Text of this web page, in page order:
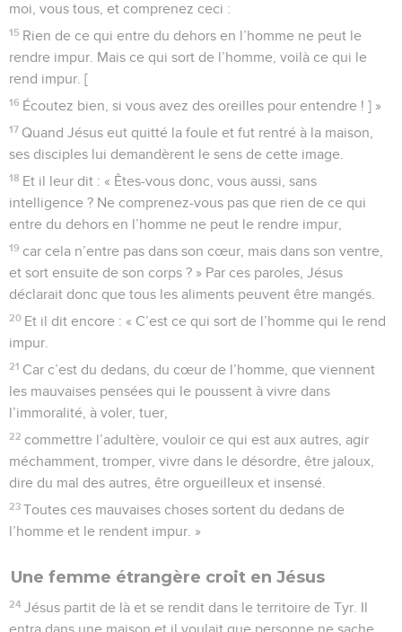
moi, vous tous, et comprenez ceci :
15 Rien de ce qui entre du dehors en l’homme ne peut le
rendre impur. Mais ce qui sort de l’homme, voilà ce qui le
rend impur. [
16 Écoutez bien, si vous avez des oreilles pour entendre ! ] »
17 Quand Jésus eut quitté la foule et fut rentré à la maison,
ses disciples lui demandèrent le sens de cette image.
18 Et il leur dit : « Êtes-vous donc, vous aussi, sans
intelligence ? Ne comprenez-vous pas que rien de ce qui
entre du dehors en l’homme ne peut le rendre impur,
19 car cela n’entre pas dans son cœur, mais dans son ventre,
et sort ensuite de son corps ? » Par ces paroles, Jésus
déclarait donc que tous les aliments peuvent être mangés.
20 Et il dit encore : « C’est ce qui sort de l’homme qui le rend
impur.
21 Car c’est du dedans, du cœur de l’homme, que viennent
les mauvaises pensées qui le poussent à vivre dans
l’immoralité, à voler, tuer,
22 commettre l’adultère, vouloir ce qui est aux autres, agir
méchamment, tromper, vivre dans le désordre, être jaloux,
dire du mal des autres, être orgueilleux et insensé.
23 Toutes ces mauvaises choses sortent du dedans de
l’homme et le rendent impur. »
Une femme étrangère croit en Jésus
24 Jésus partit de là et se rendit dans le territoire de Tyr. Il
entra dans une maison et il voulait que personne ne sache